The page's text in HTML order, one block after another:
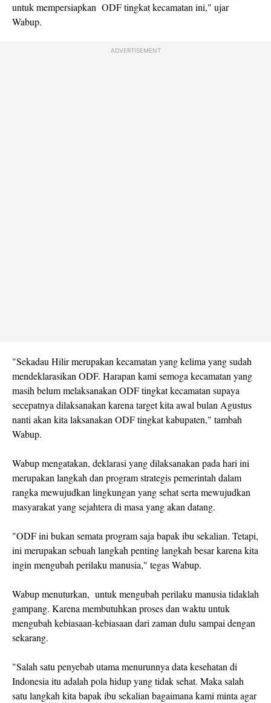
untuk mempersiapkan ODF tingkat kecamatan ini," ujar
Wabup.
ADVERTISEMENT
"Sekadau Hilir merupakan kecamatan yang kelima yang sudah
mendeklarasikan ODF. Harapan kami semoga kecamatan yang
masih belum melaksanakan ODF tingkat kecamatan supaya
secepatnya dilaksanakan karena target kita awal bulan Agustus
nanti akan kita laksanakan ODF tingkat kabupaten," tambah
Wabup.
Wabup mengatakan, deklarasi yang dilaksanakan pada hari ini
merupakan langkah dan program strategis pemerintah dalam
rangka mewujudkan lingkungan yang sehat serta mewujudkan
masyarakat yang sejahtera di masa yang akan datang.
"ODF ini bukan semata program saja bapak ibu sekalian. Tetapi,
ini merupakan sebuah langkah penting langkah besar karena kita
ingin mengubah perilaku manusia," tegas Wabup.
Wabup menuturkan, untuk mengubah perilaku manusia tidaklah
gampang. Karena membutuhkan proses dan waktu untuk
mengubah kebiasaan-kebiasaan dari zaman dulu sampai dengan
sekarang.
"Salah satu penyebab utama menurunnya data kesehatan di
Indonesia itu adalah pola hidup yang tidak sehat. Maka salah
satu langkah kita bapak ibu sekalian bagaimana kami minta agar